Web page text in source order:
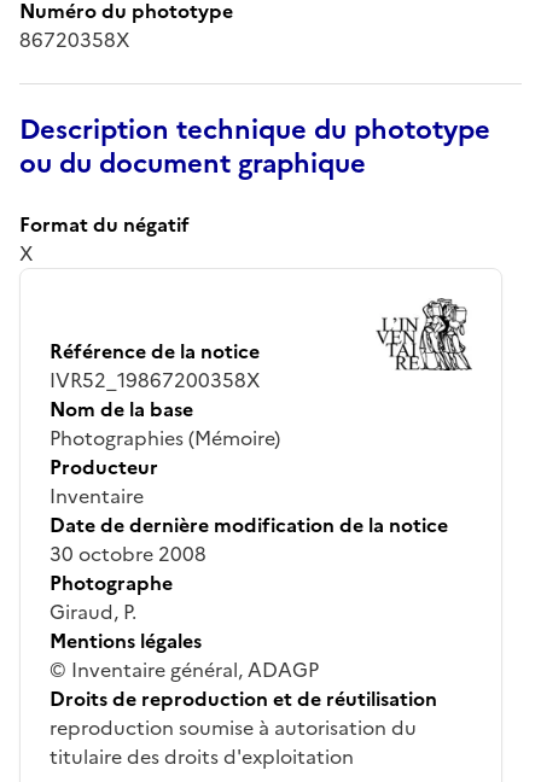
Numéro du phototype
86720358X
Description technique du phototype
ou du document graphique
Format du négatif
X
Référence de la notice
IVR52_19867200358X
Nom de la base
Photographies (Mémoire)
Producteur
Inventaire
Date de dernière modification de la notice
30 octobre 2008
Photographe
Giraud, P.
Mentions légales
© Inventaire général, ADAGP
Droits de reproduction et de réutilisation
reproduction soumise à autorisation du
titulaire des droits d'exploitation